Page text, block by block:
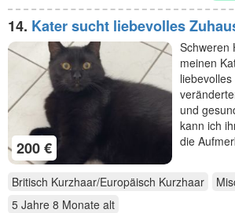
14. Kater sucht liebevolles
200 €
Schweren
meinen
und
kann ich
die
Britisch Kurzhaar/Europäisch Kurzhaar
5 Jahre 8 Monate alt